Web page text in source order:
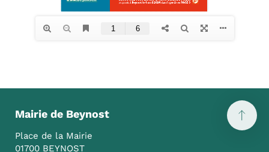
Mairie de Beynost
Place de la Mairie
01700 BEYNOST